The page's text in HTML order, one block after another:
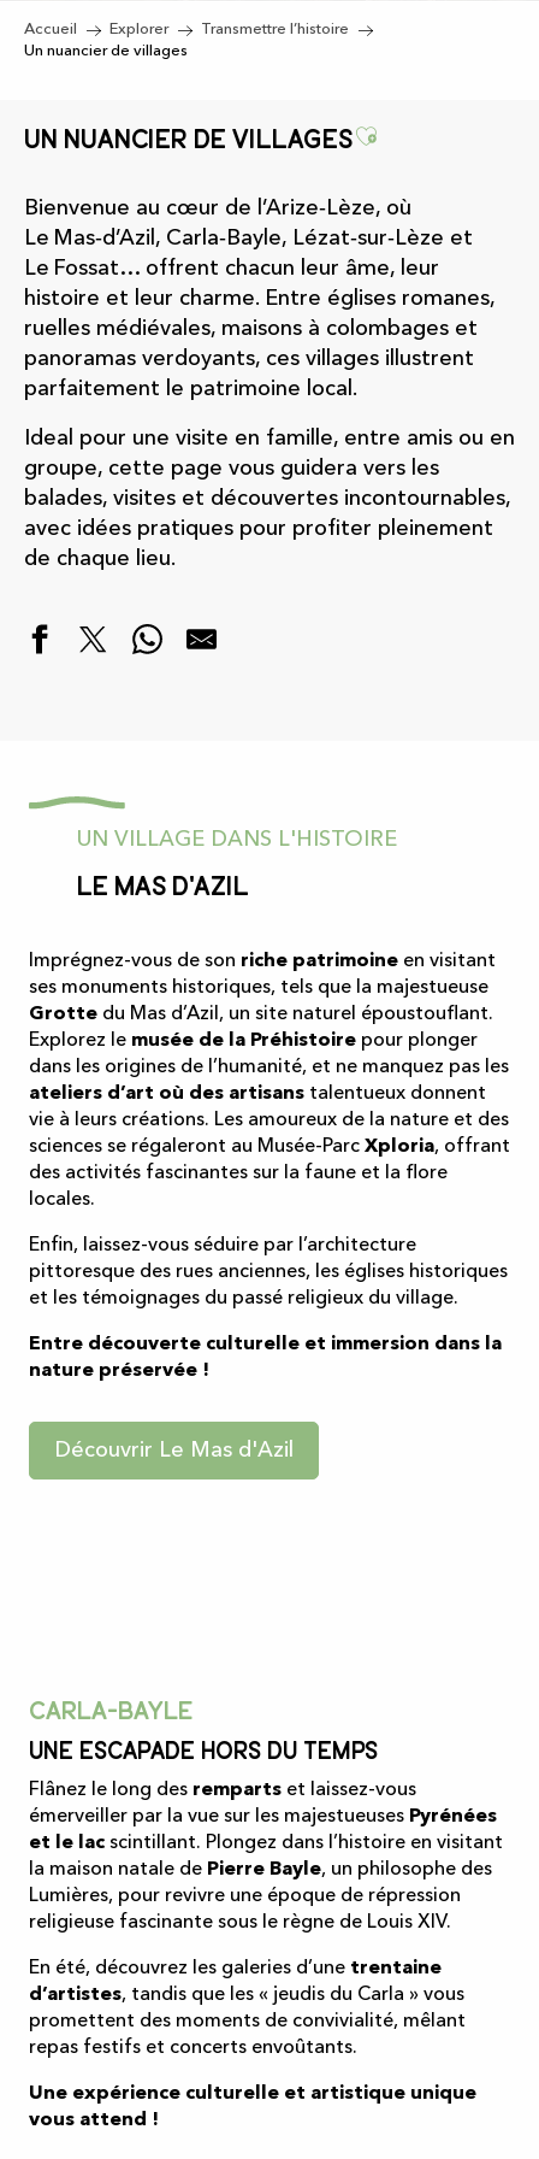
Accueil Explorer
Transmettre l’histoire
Un nuancier de villages
Un nuancier de villagesAjouter
Bienvenue au cœur de l’Arize‑Lèze, où
Le Mas‑d’Azil, Carla‑Bayle, Lézat‑sur‑Lèze et
Le Fossat… offrent chacun leur âme, leur
histoire et leur charme. Entre églises romanes,
ruelles médiévales, maisons à colombages et
panoramas verdoyants, ces villages illustrent
parfaitement le patrimoine local.
Ideal pour une visite en famille, entre amis ou en
groupe, cette page vous guidera vers les
balades, visites et découvertes incontournables,
avec idées pratiques pour profiter pleinement
de chaque lieu.
UN VILLAGE DANS L'HISTOIRE
Le Mas d'Azil
Imprégnez-vous de son riche patrimoine en visitant
ses monuments historiques, tels que la majestueuse
Grotte du Mas d’Azil, un site naturel époustouflant.
Explorez le musée de la Préhistoire pour plonger
dans les origines de l’humanité, et ne manquez pas les
ateliers d’art où des artisans talentueux donnent
vie à leurs créations. Les amoureux de la nature et des
sciences se régaleront au Musée-Parc Xploria, offrant
des activités fascinantes sur la faune et la flore
locales.
Enfin, laissez-vous séduire par l’architecture
pittoresque des rues anciennes, les églises historiques
et les témoignages du passé religieux du village.
Entre découverte culturelle et immersion dans la
nature préservée !
Découvrir Le Mas d'Azil
Carla-Bayle
Une escapade hors du temps
Flânez le long des remparts et laissez-vous
émerveiller par la vue sur les majestueuses Pyrénées
et le lac scintillant. Plongez dans l’histoire en visitant
la maison natale de Pierre Bayle, un philosophe des
Lumières, pour revivre une époque de répression
religieuse fascinante sous le règne de Louis XIV.
En été, découvrez les galeries d’une trentaine
d’artistes, tandis que les « jeudis du Carla » vous
promettent des moments de convivialité, mêlant
repas festifs et concerts envoûtants.
Une expérience culturelle et artistique unique
vous attend !